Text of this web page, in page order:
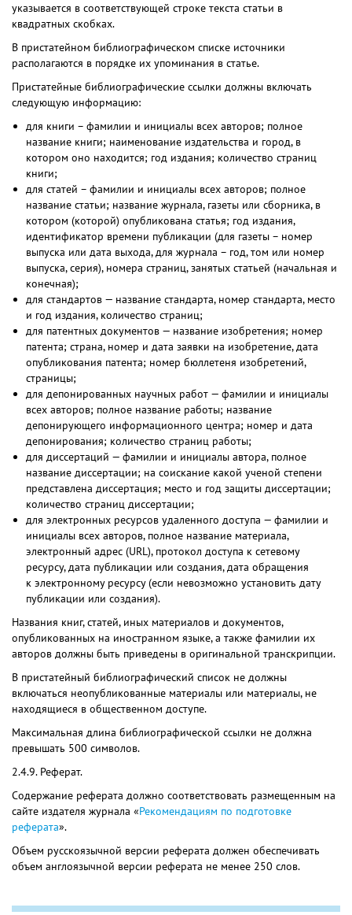
указывается в соответствующей строке текста статьи в
квадратных скобках.
В пристатейном библиографическом списке источники
располагаются в порядке их упоминания в статье.
Пристатейные библиографические ссылки должны включать
следующую информацию:
для книги – фамилии и инициалы всех авторов; полное
название книги; наименование издательства и город, в
котором оно находится; год издания; количество страниц
книги;
для статей – фамилии и инициалы всех авторов; полное
название статьи; название журнала, газеты или сборника, в
котором (которой) опубликована статья; год издания,
идентификатор времени публикации (для газеты – номер
выпуска или дата выхода, для журнала – год, том или номер
выпуска, серия), номера страниц, занятых статьей (начальная и
конечная);
для стандартов — название стандарта, номер стандарта, место
и год издания, количество страниц;
для патентных документов — название изобретения; номер
патента; страна, номер и дата заявки на изобретение, дата
опубликования патента; номер бюллетеня изобретений,
страницы;
для депонированных научных работ — фамилии и инициалы
всех авторов; полное название работы; название
депонирующего информационного центра; номер и дата
депонирования; количество страниц работы;
для диссертаций — фамилии и инициалы автора, полное
название диссертации; на соискание какой ученой степени
представлена диссертация; место и год защиты диссертации;
количество страниц диссертации;
для электронных ресурсов удаленного доступа — фамилии и
инициалы всех авторов, полное название материала,
электронный адрес (URL), протокол доступа к сетевому
ресурсу, дата публикации или создания, дата обращения
к электронному ресурсу (если невозможно установить дату
публикации или создания).
Названия книг, статей, иных материалов и документов,
опубликованных на иностранном языке, а также фамилии их
авторов должны быть приведены в оригинальной транскрипции.
В пристатейный библиографический список не должны
включаться неопубликованные материалы или материалы, не
находящиеся в общественном доступе.
Максимальная длина библиографической ссылки не должна
превышать 500 символов.
2.4.9. Реферат.
Содержание реферата должно соответствовать размещенным на
сайте издателя журнала «Рекомендациям по подготовке
реферата».
Объем русскоязычной версии реферата должен обеспечивать
объем англоязычной версии реферата не менее 250 слов.